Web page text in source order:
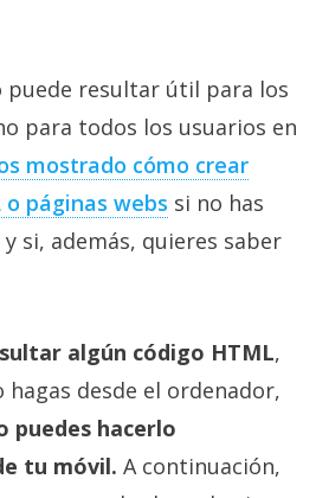
puede resultar útil para los
para todos los usuarios en
mostrado cómo crear
páginas webs si no has
si, además, quieres saber
algún código HTML,
hagas desde el ordenador,
puedes hacerlo
tu móvil. A continuación,